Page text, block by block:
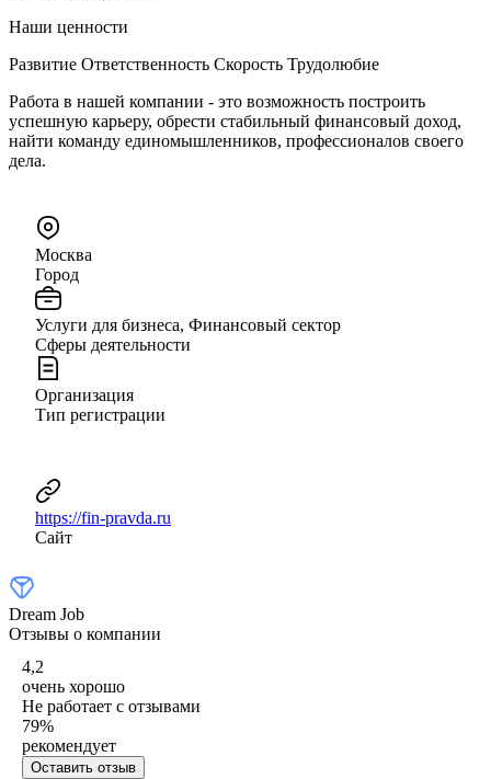
Наши ценности
Развитие Ответственность Скорость Трудолюбие
Работа в нашей компании - это возможность построить
успешную карьеру, обрести стабильный финансовый доход,
найти команду единомышленников, профессионалов своего
дела.
Москва
Город
Услуги для бизнеса, Финансовый сектор
Сферы деятельности
Организация
Тип регистрации
https://fin-pravda.ru
Сайт
Dream Job
Отзывы о компании
4,2
очень хорошо
Не работает с отзывами
79%
рекомендует
Оставить отзыв